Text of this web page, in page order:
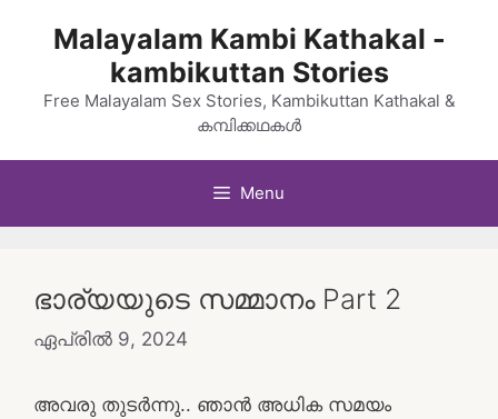
Malayalam Kambi Kathakal -
kambikuttan Stories
Free Malayalam Sex Stories, Kambikuttan Kathakal &
കമ്പിക്കഥകൾ
Menu
ഭാര്യയുടെ സമ്മാനം Part 2
ഏപ്രിൽ 9, 2024
അവരു തുടർന്നു.. ഞാൻ അധിക സമയം